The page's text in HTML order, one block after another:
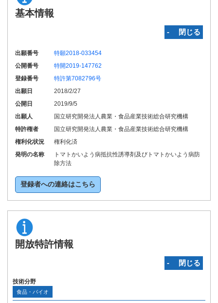
基本情報
‐ 閉じる
出願番号
特願2018-033454
公開番号
特開2019-147762
登録番号
特許第7082796号
出願日
2018/2/27
公開日
2019/9/5
出願人
国立研究開発法人農業・食品産業技術総合研究機構
特許権者
国立研究開発法人農業・食品産業技術総合研究機構
権利化状況
権利化済
発明の名称
トマトかいよう病抵抗性誘導剤及びトマトかいよう病防
除方法
登録者への連絡はこちら
開放特許情報
‐ 閉じる
技術分野
食品・バイオ